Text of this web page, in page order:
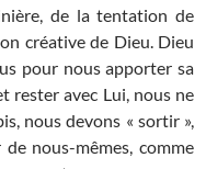
de la tentation de
créative de Dieu. Dieu
pour nous apporter sa
rester avec Lui, nous ne
nous devons « sortir »,
nous-mêmes, comme